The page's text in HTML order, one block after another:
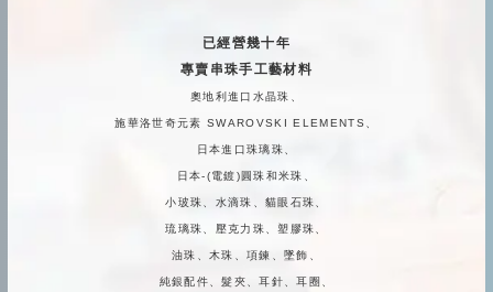
已經營幾十年
專賣串珠手工藝材料
奧地利進口水晶珠、
施華洛世奇元素 SWAROVSKI ELEMENTS、
日本進口珠璃珠、
日本-(電鍍)圓珠和米珠、
小玻珠、水滴珠、貓眼石珠、
琉璃珠、壓克力珠、塑膠珠、
油珠、木珠、項鍊、墜飾、
純銀配件、髮夾、耳針、耳圈、